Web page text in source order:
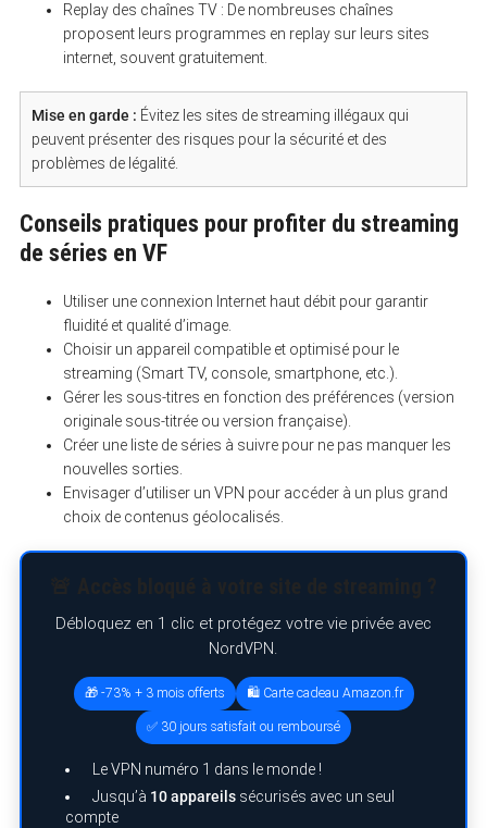
Replay des chaînes TV : De nombreuses chaînes
proposent leurs programmes en replay sur leurs sites
internet, souvent gratuitement.
Mise en garde : Évitez les sites de streaming illégaux qui
peuvent présenter des risques pour la sécurité et des
problèmes de légalité.
Conseils pratiques pour profiter du streaming
de séries en VF
Utiliser une connexion Internet haut débit pour garantir
fluidité et qualité d’image.
Choisir un appareil compatible et optimisé pour le
streaming (Smart TV, console, smartphone, etc.).
Gérer les sous-titres en fonction des préférences (version
originale sous-titrée ou version française).
Créer une liste de séries à suivre pour ne pas manquer les
nouvelles sorties.
Envisager d’utiliser un VPN pour accéder à un plus grand
choix de contenus géolocalisés.
Débloquez en 1 clic et protégez votre vie privée avec
NordVPN.
🎁 -73% + 3 mois offerts 🛍️ Carte cadeau Amazon.fr
✅ 30 jours satisfait ou remboursé
Le VPN numéro 1 dans le monde !
Jusqu’à 10 appareilssécurisés avec un seul
compte
e
a
c
h
f
r
: